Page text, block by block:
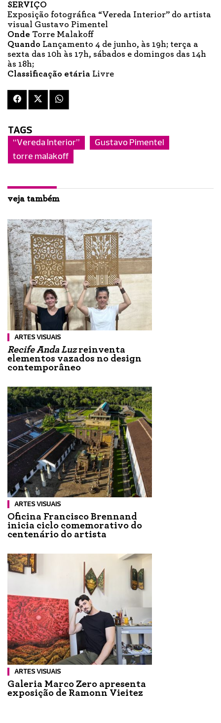
SERVIÇO
Exposição fotográfica “Vereda Interior” do artista
visual Gustavo Pimentel
Onde Torre Malakoff
Quando Lançamento 4 de junho, às 19h; terça a
sexta das 10h às 17h, sábados e domingos das 14h
às 18h;
Classificação etária Livre
TAGS
“Vereda Interior”
Gustavo Pimentel
torre malakoff
veja também
ARTES VISUAIS
Recife Anda Luzreinventa
elementos vazados no design
contemporâneo
ARTES VISUAIS
Oficina Francisco Brennand
inicia ciclo comemorativo do
centenário do artista
ARTES VISUAIS
Galeria Marco Zero apresenta
exposição de Ramonn Vieitez